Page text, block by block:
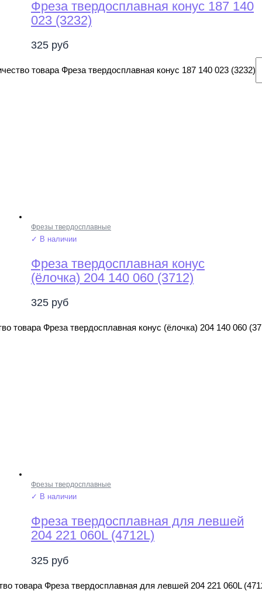
Фреза твердосплавная конус 187 140
023 (3232)
325 руб
товара Фреза твердосплавная конус 187 140 023 (3232)
Фрезы твердосплавные
✓ В наличии
Фреза твердосплавная конус
(ёлочка) 204 140 060 (3712)
325 руб
товара Фреза твердосплавная конус (ёлочка) 204 140 060
Фрезы твердосплавные
✓ В наличии
Фреза твердосплавная для левшей
204 221 060L (4712L)
325 руб
товара Фреза твердосплавная для левшей 204 221 060L